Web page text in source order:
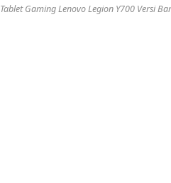
Tablet Gaming Lenovo Legion Y700 Versi